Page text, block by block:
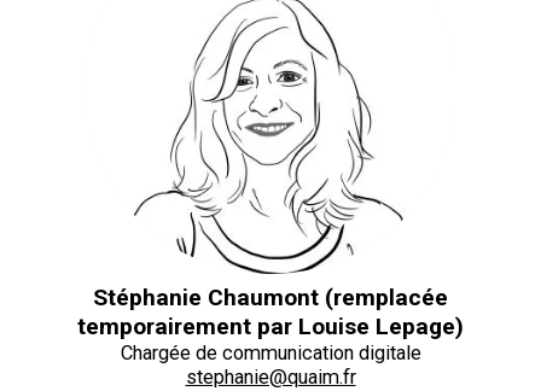
Stéphanie Chaumont (remplacée
temporairement par Louise Lepage)
Chargée de communication digitale
stephanie@quaim.fr